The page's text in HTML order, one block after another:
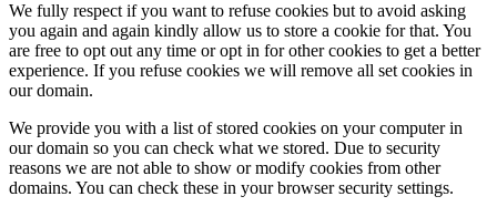
We fully respect if you want to refuse cookies but to avoid asking
you again and again kindly allow us to store a cookie for that. You
are free to opt out any time or opt in for other cookies to get a better
experience. If you refuse cookies we will remove all set cookies in
our domain.
We provide you with a list of stored cookies on your computer in
our domain so you can check what we stored. Due to security
reasons we are not able to show or modify cookies from other
domains. You can check these in your browser security settings.